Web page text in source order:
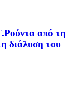
από τη
διάλυση του